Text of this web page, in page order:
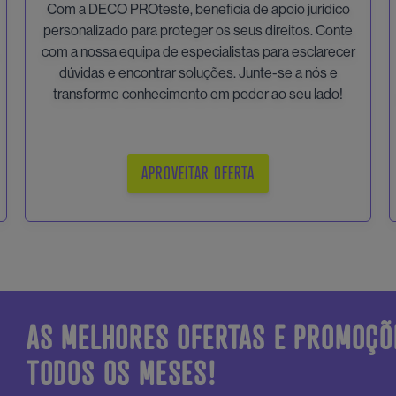
Com a DECO PROteste, beneficia de apoio jurídico
personalizado para proteger os seus direitos. Conte
com a nossa equipa de especialistas para esclarecer
dúvidas e encontrar soluções. Junte-se a nós e
transforme conhecimento em poder ao seu lado!
APROVEITAR OFERTA
AS MELHORES OFERTAS E
TODOS OS MESES!